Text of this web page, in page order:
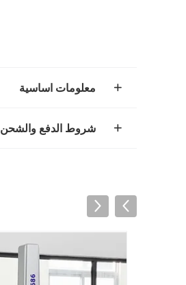
معلومات اساسية
شروط الدفع والشحن